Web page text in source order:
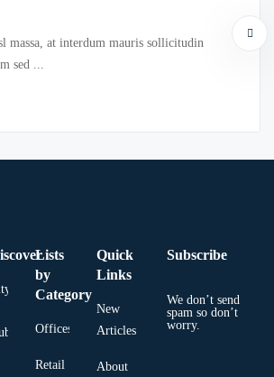
massa, at interdum mauris sollicitudin
sed ...
Lists
by
Category
Offices
Retail
Quick
Links
New
Articles
About
Subscribe
We don’t send
spam so don’t
worry.